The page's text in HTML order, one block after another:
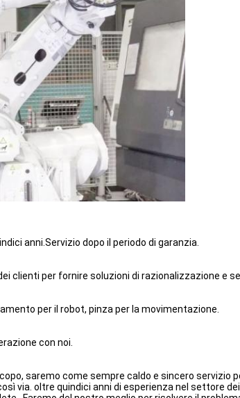
anni.Servizio dopo il periodo di garanzia.
clienti per fornire soluzioni di razionalizzazione e
per il robot, pinza per la movimentazione.
con noi.
saremo come sempre caldo e sincero
via. oltre quindici anni di esperienza nel settore